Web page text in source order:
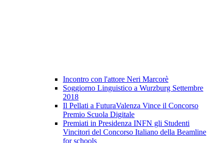
Incontro con l'attore Neri Marcorè
Soggiorno Linguistico a Wurzburg Settembre
2018
Il Pellati a FuturaValenza Vince il Concorso
Premio Scuola Digitale
Premiati in Presidenza INFN gli Studenti
Vincitori del Concorso Italiano della Beamline
for schools